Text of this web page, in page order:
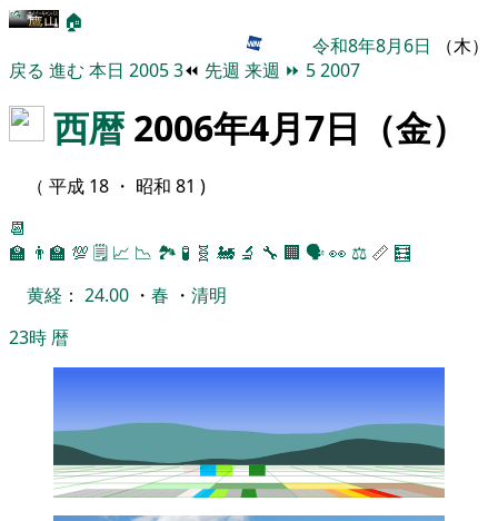
🏠
令和8年8月6日 （木）
戻る 進む 本日 20053⏪ 先週 来週 ⏩ 52007
西暦 2006年4月7日（金）
（ 平成 18 ・ 昭和 81 )
📆
🏫 👨‍🏫 💯 🗒️ 📈 📉 🏞 🧪 🧬 🚂 🔬 🔧 🏢 🗣️👀 ⚖️ 📏 🧮
黄経 ： 24.00 ・ 春 ・ 清明
23時 暦